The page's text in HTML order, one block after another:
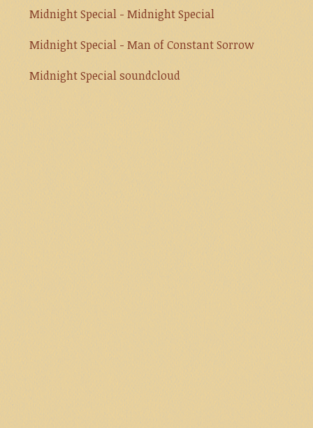
Midnight Special - Midnight Special
Midnight Special - Man of Constant Sorrow
Midnight Special soundcloud